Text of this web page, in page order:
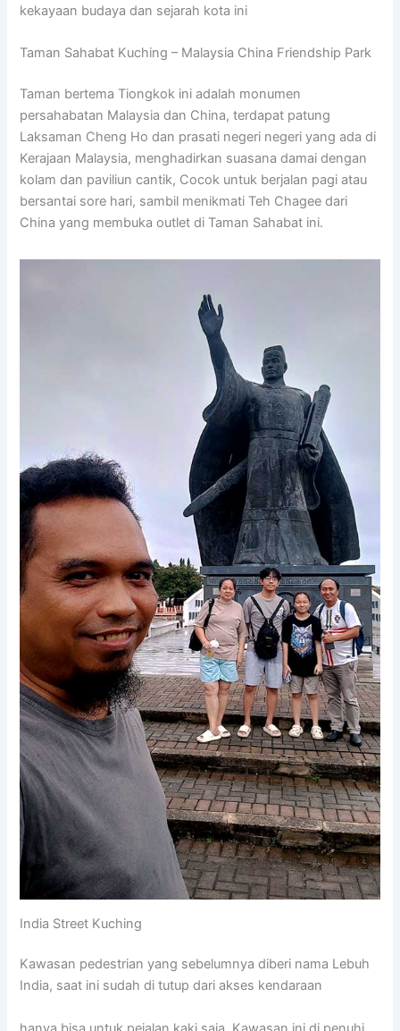
kekayaan budaya dan sejarah kota ini
Taman Sahabat Kuching – Malaysia China Friendship Park
Taman bertema Tiongkok ini adalah monumen
persahabatan Malaysia dan China, terdapat patung
Laksaman Cheng Ho dan prasati negeri negeri yang ada di
Kerajaan Malaysia, menghadirkan suasana damai dengan
kolam dan paviliun cantik, Cocok untuk berjalan pagi atau
bersantai sore hari, sambil menikmati Teh Chagee dari
China yang membuka outlet di Taman Sahabat ini.
India Street Kuching
Kawasan pedestrian yang sebelumnya diberi nama Lebuh
India, saat ini sudah di tutup dari akses kendaraan